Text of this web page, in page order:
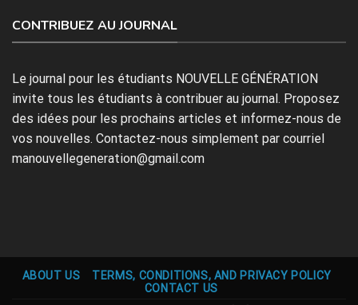
CONTRIBUEZ AU JOURNAL
Le journal pour les étudiants NOUVELLE GÉNÉRATION
invite tous les étudiants à contribuer au journal. Proposez
des idées pour les prochains articles et informez-nous de
vos nouvelles. Contactez-nous simplement par courriel
manouvellegeneration@gmail.com
ABOUT US
TERMS, CONDITIONS, AND PRIVACY POLICY
CONTACT US